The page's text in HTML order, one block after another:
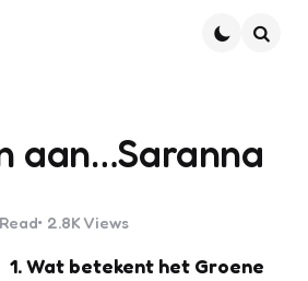
aan…Saranna
Read 2.8K Views
1. Wat betekent het Groene